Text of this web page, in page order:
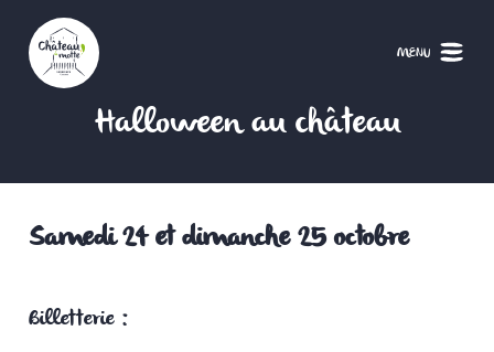
contenu
principal
MENU
Halloween au château
Samedi 24 et dimanche 25 octobre
Billetterie :